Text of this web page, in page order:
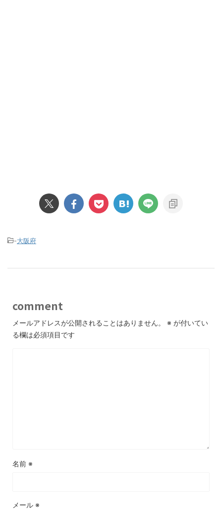
-大阪府
comment
メールアドレスが公開されることはありません。 ※ が付いてい
る欄は必須項目です
名前 ※
メール ※